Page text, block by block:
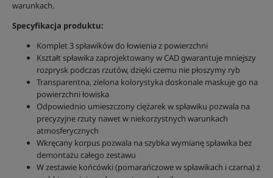
warunkach.
Specyfikacja produktu:
Komplet 3 spławików do łowienia z powierzchni
Kształt spławika zaprojektowany w CAD gwarantuje mniejszy
rozprysk podczas rzutów, dzięki czemu nie płoszymy ryb
Transparentna, zielona kolorystyka doskonale maskuje go na
powierzchni łowiska
Odpowiednio umieszczony ciężarek w spławiku pozwala na
precyzyjne rzuty nawet w niekorzystnych warunkach
atmosferycznych
Wkręcany korpus pozwala na szybka wymianę spławika bez
demontażu całego zestawu
W zestawie końcówki (pomarańczowe w spławikach i czarna) z